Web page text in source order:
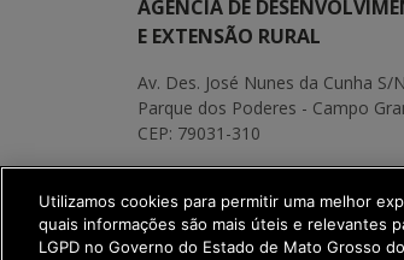
AGÊNCIA DE
E EXTENSÃO RURAL
Av. Des. José Nunes da Cunha S/
Parque dos Poderes - Campo
CEP: 79031-310
SETDIG | Secretaria-
Utilizamos cookies para permitir uma melhor
quais informações são mais úteis e relevantes
LGPD no Governo do Estado de Mato Grosso